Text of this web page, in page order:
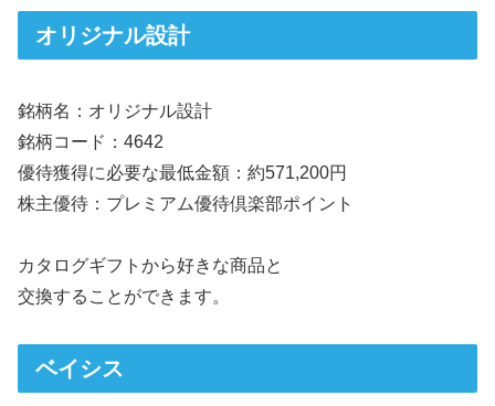
オリジナル設計
銘柄名：オリジナル設計
銘柄コード：4642
優待獲得に必要な最低金額：約571,200円
株主優待：プレミアム優待倶楽部ポイント
カタログギフトから好きな商品と
交換することができます。
ベイシス